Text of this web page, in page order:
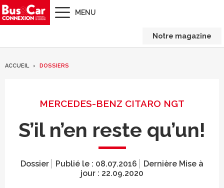
MENU
Notre magazine
ACCUEIL DOSSIERS
MERCEDES-BENZ CITARO NGT
S’il n’en reste qu’un!
Dossier Publié le : 08.07.2016
Dernière Mise à
jour : 22.09.2020